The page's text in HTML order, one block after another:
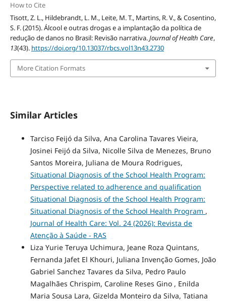
How to Cite
Tisott, Z. L., Hildebrandt, L. M., Leite, M. T., Martins, R. V., & Cosentino,
S. F. (2015). Álcool e outras drogas e a implantação da política de
redução de danos no Brasil: Revisão narrativa.Journal of Health Care,
13(43). https://doi.org/10.13037/rbcs.vol13n43.2730
More Citation Formats
Similar Articles
Tarciso Feijó da Silva, Ana Carolina Tavares Vieira,
Josinei Feijó da Silva, Nicolle Silva de Menezes, Bruno
Santos Moreira, Juliana de Moura Rodrigues,
Situational Diagnosis of the School Health Program:
Perspective related to adherence and qualification
Situational Diagnosis of the School Health Program:
Situational Diagnosis of the School Health Program ,
Journal of Health Care: Vol. 24 (2026): Revista de
Atenção à Saúde - RAS
Liza Yurie Teruya Uchimura, Jeane Roza Quintans,
Fernanda Jafet El Khouri, Juliana Invenção Gomes, João
Gabriel Sanchez Tavares da Silva, Pedro Paulo
Magalhães Chrispim, Caroline Reses Gino , Enilda
Maria Sousa Lara, Gizelda Monteiro da Silva, Tatiana